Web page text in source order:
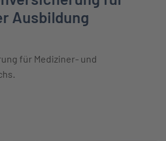
Ausbildung
für Mediziner- und
für Mediziner in